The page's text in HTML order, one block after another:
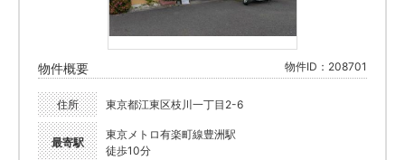
物件概要 物件ID：208701
住所 東京都江東区枝川一丁目2-6
最寄駅
東京メトロ有楽町線豊洲駅
徒歩10分